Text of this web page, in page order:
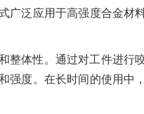
广泛应用于高强度合金材
整体性。通过对工件进行
强度。在长时间的使用中